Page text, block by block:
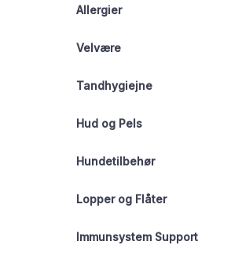
Allergier
Velvære
Tandhygiejne
Hud og Pels
Hundetilbehør
Lopper og Flåter
Immunsystem Support